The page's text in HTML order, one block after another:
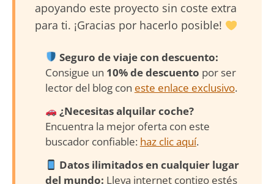
apoyando este proyecto sin coste extra
para ti. ¡Gracias por hacerlo posible!
Seguro de viaje con descuento:
Consigue un 10% de descuento por ser
lector del blog con este enlace exclusivo.
¿Necesitas alquilar coche?
Encuentra la mejor oferta con este
buscador confiable: haz clic aquí.
Datos ilimitados en cualquier lugar
del mundo: Lleva internet contigo estés